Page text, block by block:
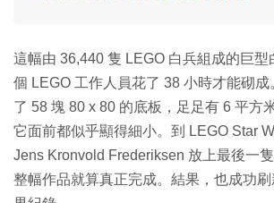
這幅由 36,440 隻 LEGO 白兵組成的巨型
個 LEGO 工作人員花了 38 小時才能砌成
了 58 塊 80 x 80 的底板，足足有 6 平方
它面前都似乎顯得細小。到 LEGO Star
Jens Kronvold Frederiksen 放上最後一
整幅作品就算真正完成。結果，也成功